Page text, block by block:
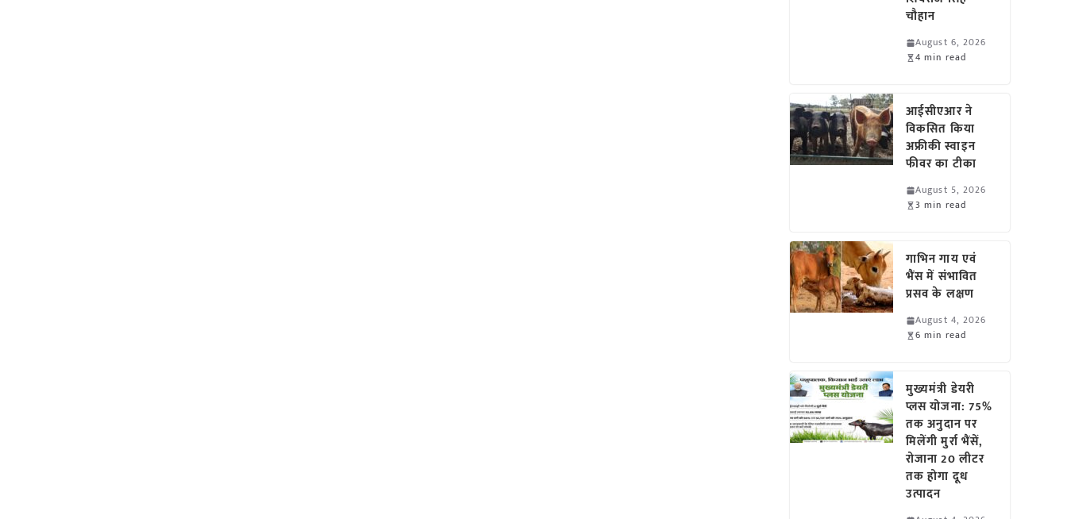
चौहान
August 6, 2026
4 min read
आईसीएआर ने
विकसित किया
अफ्रीकी स्वाइन
फीवर का टीका
August 5, 2026
3 min read
गाभिन गाय एवं
भैंस में संभावित
प्रसव के लक्षण
August 4, 2026
6 min read
मुख्यमंत्री डेयरी
प्लस योजना: 75%
तक अनुदान पर
मिलेंगी मुर्रा भैंसें,
रोजाना 20 लीटर
तक होगा दूध
उत्पादन